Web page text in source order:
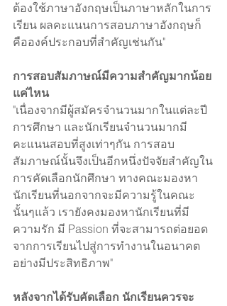
ต้องใช้ภาษาอังกฤษเป็นภาษาหลักในการ
เรียน ผลคะแนนการสอบภาษาอังกฤษก็
คือองค์ประกอบที่สำคัญเช่นกัน"
การสอบสัมภาษณ์มีความสำคัญมากน้อย
แค่ไหน
"เนื่องจากมีผู้สมัครจำนวนมากในแต่ละปี
การศึกษา และนักเรียนจำนวนมากมี
คะแนนสอบที่สูงเท่าๆกัน การสอบ
สัมภาษณ์นั้นจึงเป็นอีกหนึ่งปัจจัยสำคัญใน
การคัดเลือกนักศึกษา ทางคณะมองหา
นักเรียนที่นอกจากจะมีความรู้ในคณะ
นั้นๆแล้ว เรายังคงมองหานักเรียนที่มี
ความรัก มี Passion ที่จะสามารถต่อยอด
จากการเรียนไปสู่การทำงานในอนาคต
อย่างมีประสิทธิภาพ"
หลังจากได้รับคัดเลือก นักเรียนควรจะ